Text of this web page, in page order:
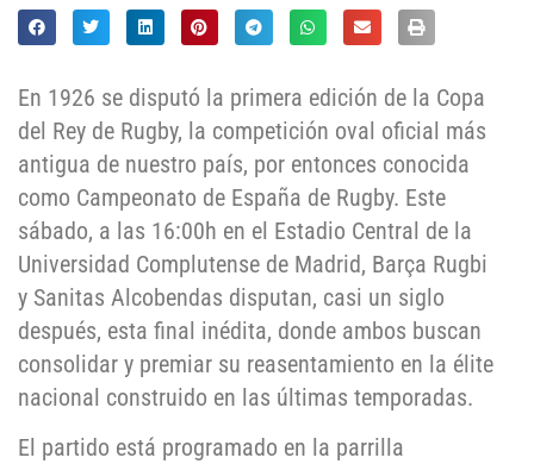
En 1926 se disputó la primera edición de la Copa
del Rey de Rugby, la competición oval oficial más
antigua de nuestro país, por entonces conocida
como Campeonato de España de Rugby. Este
sábado, a las 16:00h en el Estadio Central de la
Universidad Complutense de Madrid, Barça Rugbi
y Sanitas Alcobendas disputan, casi un siglo
después, esta final inédita, donde ambos buscan
consolidar y premiar su reasentamiento en la élite
nacional construido en las últimas temporadas.
El partido está programado en la parrilla